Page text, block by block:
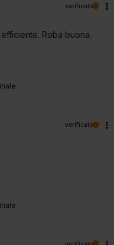
verificato
Roba buona.
verificato